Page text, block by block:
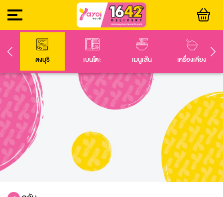
ดงบุริ เบนโตะ เมนูเส้น เครื่องเคียง